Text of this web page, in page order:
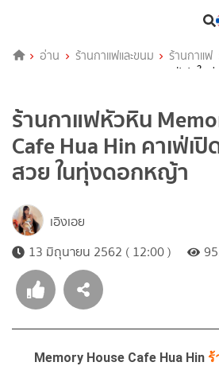
อ่าน ร้านกาแฟและขนม ร้านกาแฟ
Memory House Cafe Hua Hin คาเฟ่เปิดให
ร้านกาแฟหัวหิน
Cafe Hua Hin คาเฟ่เ
สวย ในทุ่งดอกหญ้า
เอิงเอย
13 มิถุนายน 2562 ( 12:00 )
Memory House Cafe Hua Hin ร้